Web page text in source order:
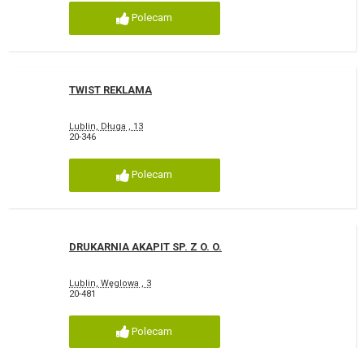
Polecam
TWIST REKLAMA
Lublin, Długa , 13
20-346
Polecam
DRUKARNIA AKAPIT SP. Z O. O.
Lublin, Węglowa , 3
20-481
Polecam